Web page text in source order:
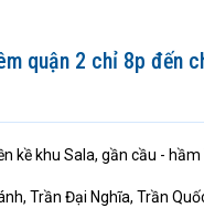
quận 2 chỉ 8p đến
kề khu Sala, gần cầu - hầm
Trần Đại Nghĩa, Trần